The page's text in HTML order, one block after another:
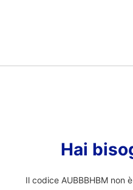
Hai
Il codice AUBBBHBM non